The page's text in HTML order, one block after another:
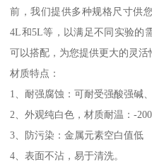
前，我们提供多种规格尺寸供
4L和5L等，以满足不同实验的
可以搭配，为您提供更大的灵活
材质特点：
1、耐强腐蚀：可耐受强酸强碱
2、外观纯白色，材质耐温：-
3、防污染：金属元素空白值低
4、表面不沾，易于清洗。